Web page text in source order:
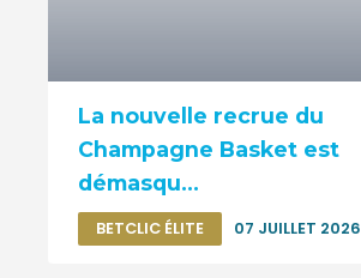
La nouvelle recrue du
Champagne Basket est
démasqu...
BETCLIC ÉLITE 07 JUILLET 2026